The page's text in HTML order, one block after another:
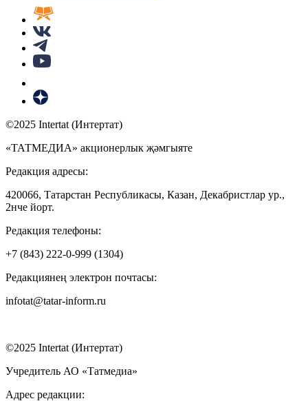
©2025 Intertat (Интертат)
«ТАТМЕДИА» акционерлык җәмгыяте
Редакция адресы:
420066, Татарстан Республикасы, Казан, Декабристлар ур.,
2нче йорт.
Редакция телефоны:
+7 (843) 222-0-999 (1304)
Редакциянең электрон почтасы:
infotat@tatar-inform.ru
©2025 Intertat (Интертат)
Учредитель АО «Татмедиа»
Адрес редакции: